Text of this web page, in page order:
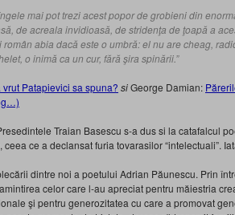
mai pot trezi acest popor de grobieni din
de acreala invidioasă, de stridenţa de ţoapă a
abia dacă este o umbră: el nu are cheag,
o inimă ca un cur, fără şira spinării.”
vrut Patapievici sa spuna? siGeorge Damian:
Traian Basescu s-a dus si la catafalcul
ce a declansat furia tovarasilor “intelectuali”.
dintre noi a poetului Adrian Păunescu. Prin
celor care l-au apreciat pentru măiestria
şi pentru generozitatea cu care a promovat